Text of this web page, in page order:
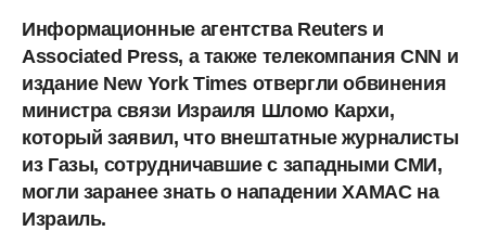
Информационные агентства Reuters и
Associated Press, а также телекомпания CNN и
издание New York Times отвергли обвинения
министра связи Израиля Шломо Кархи,
который заявил, что внештатные журналисты
из Газы, сотрудничавшие с западными СМИ,
могли заранее знать о нападении ХАМАС на
Израиль.